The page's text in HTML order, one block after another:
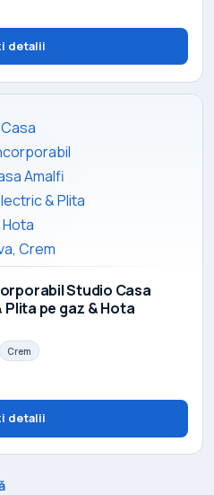
detalii
Studio Casa
pe gaz & Hota
Crem
detalii